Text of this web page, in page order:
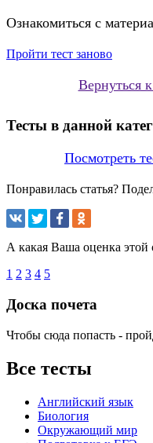
Ознакомиться с
Пройти тест заново
Вернуться
Тесты в данной
Посмотреть
Понравилась статья?
А какая Ваша оценка этой
1 2 3 4 5
Доска почета
Чтобы сюда попасть -
Все тесты
Английский язык
Биология
Окружающий мир